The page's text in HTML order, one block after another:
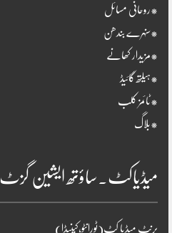
*روحانی مسائل
*سنہرے بندھن
*مزیدار کھانے
*ہیلتھ گائیڈ
*ٹائمز کلب
*بلاگ
میڈیاکٹ۔ساؤتھ ایشین گزٹ
پرنٹ میڈیا کٹ(ٹورانٹو،کینیڈا)